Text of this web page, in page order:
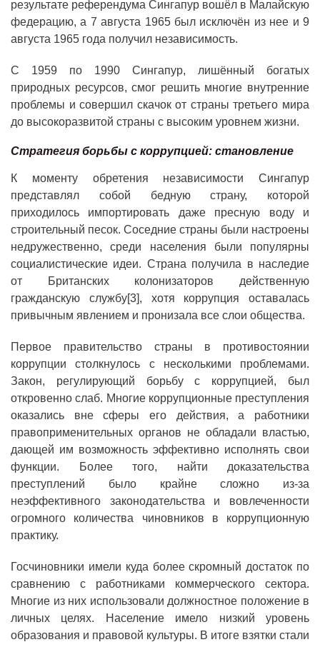
результате референдума Сингапур вошёл в Малайскую
федерацию, а 7 августа 1965 был исключён из нее и 9
августа 1965 года получил независимость.
С 1959 по 1990 Сингапур, лишённый богатых
природных ресурсов, смог решить многие внутренние
проблемы и совершил скачок от страны третьего мира
до высокоразвитой страны с высоким уровнем жизни.
Стратегия борьбы с коррупцией: становление
К моменту обретения независимости Сингапур
представлял собой бедную страну, которой
приходилось импортировать даже пресную воду и
строительный песок. Соседние страны были настроены
недружественно, среди населения были популярны
социалистические идеи. Страна получила в наследие
от Британских колонизаторов действенную
гражданскую службу[3], хотя коррупция оставалась
привычным явлением и пронизала все слои общества.
Первое правительство страны в противостоянии
коррупции столкнулось с несколькими проблемами.
Закон, регулирующий борьбу с коррупцией, был
откровенно слаб. Многие коррупционные преступления
оказались вне сферы его действия, а работники
правоприменительных органов не обладали властью,
дающей им возможность эффективно исполнять свои
функции. Более того, найти доказательства
преступлений было крайне сложно из-за
неэффективного законодательства и вовлеченности
огромного количества чиновников в коррупционную
практику.
Госчиновники имели куда более скромный достаток по
сравнению с работниками коммерческого сектора.
Многие из них использовали должностное положение в
личных целях. Население имело низкий уровень
образования и правовой культуры. В итоге взятки стали